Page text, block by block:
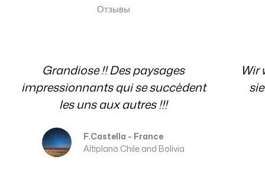
Отзывы
Wir wissen es sehr zu schätzen, dass
sie immer für uns mit Rat und Tat
per E-Mail da waren. Danke
Erika and Franz
Patagonia Chile